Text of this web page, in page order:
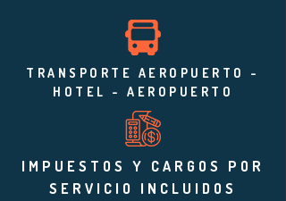
TRANSPORTE AEROPUERTO -
HOTEL - AEROPUERTO
IMPUESTOS Y CARGOS POR
SERVICIO INCLUIDOS